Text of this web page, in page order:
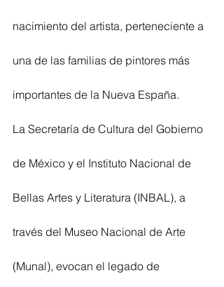
nacimiento del artista, perteneciente a
una de las familias de pintores más
importantes de la Nueva España.
La Secretaría de Cultura del Gobierno
de México y el Instituto Nacional de
Bellas Artes y Literatura (INBAL), a
través del Museo Nacional de Arte
(Munal), evocan el legado de